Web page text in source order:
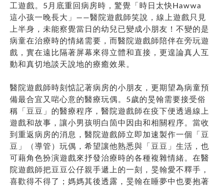
工遊戲。5月底重回病房時，驚覺「時日太快Hawwa
這小孩一晚長大」——醫院遊戲師笑說，線上遊戲只見
上半身，未能察覺當日的幼兒已變成小朋友！不變的是
病童在治療時的情緒需要，而醫院遊戲師陪伴在旁玩遊
戲，實在遠比隔著屏幕來得立體和直接，更遑論真人互
動和真切地談天說地的療癒效果。
醫院遊戲師時刻惦記著病房的小朋友，更期望為病童預
備最合宜又啱心意的醫療玩偶。5歲的旻翰需要接受俗
稱「豆豆」的醫療程序，醫院遊戲師在疫下便透過線上
遊戲和故事，讓小男孩明白箇中因由和相關程序。當收
到重返病房的消息，醫院遊戲師立即加速製作一個「豆
豆」（導管）玩偶，希望讓他熟悉與「豆豆」生活，也
可藉角色扮演遊戲來抒發治療時的各種複雜情緒。在醫
院遊戲師把豆豆公仔親手遞上的一刻，旻翰愛不釋手，
喜歡得不得了；媽媽其後透露，旻翰在睡夢中也要抱著